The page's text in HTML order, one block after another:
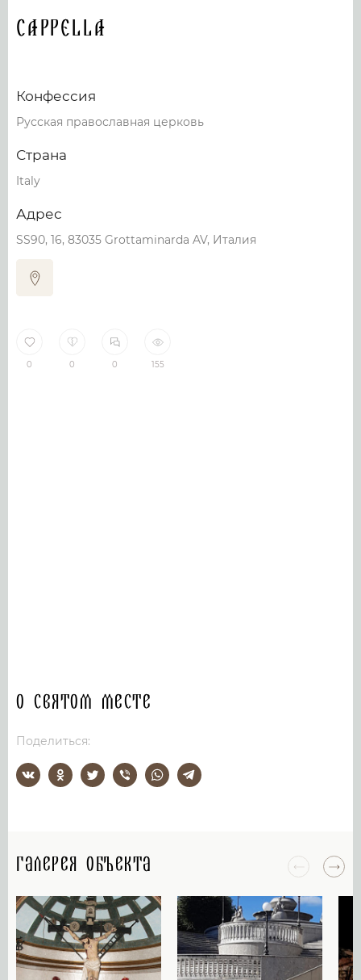
Cappella
Конфессия
Русская православная церковь
Страна
Italy
Адрес
SS90, 16, 83035 Grottaminarda AV, Италия
0 0 0 155
О святом месте
Поделиться:
Галерея объекта